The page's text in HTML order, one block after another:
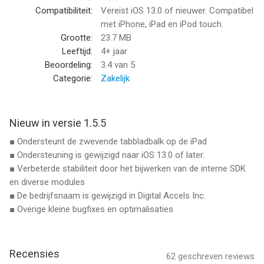
Exporteer Urenregistratie(TimeSheet) via e-mail om uw
gewerkte uren vanaf uw eigen PC te beheren of in te dienen op
uw werk. Het is ook handig voor part-time werknemers die van
tevoren hun salaris willen berekenen.
- Pas het aan door uw eigen gewerkte uren en pauzes te
plannen.
(Dat is alles, en u bent klaar om te gaan!)
- Klik op de "check-in" en "check-out" kraan om iedere dag te
documenteren.
- Bekijk uw rapport met de "view" en "total" schermen.
- U kunt uw inchecktijden bewerken in het "view" scherm, door
Lijst van functies:
Compatibiliteit:
Vereist iOS 13.0 of nieuwer. Compatibel
met iPhone, iPad en iPod touch.
Grootte:
23.7 MB
Leeftijd:
4+ jaar
Beoordeling:
3.4van 5
Categorie:
Zakelijk
Nieuw in versie 1.5.5
■ Ondersteunt de zwevende tabbladbalk op de iPad
■ Ondersteuning is gewijzigd naar iOS 13.0 of later.
■ Verbeterde stabiliteit door het bijwerken van de interne SDK
en diverse modules
■ De bedrijfsnaam is gewijzigd in Digital Accels Inc.
■ Overige kleine bugfixes en optimalisaties
62 geschreven reviews
Recensies